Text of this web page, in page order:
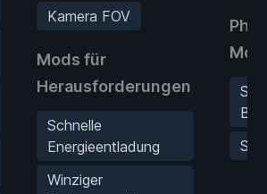
Kamera FOV
Mods für
Herausforderungen
Schnelle
Energieentladung
Winziger